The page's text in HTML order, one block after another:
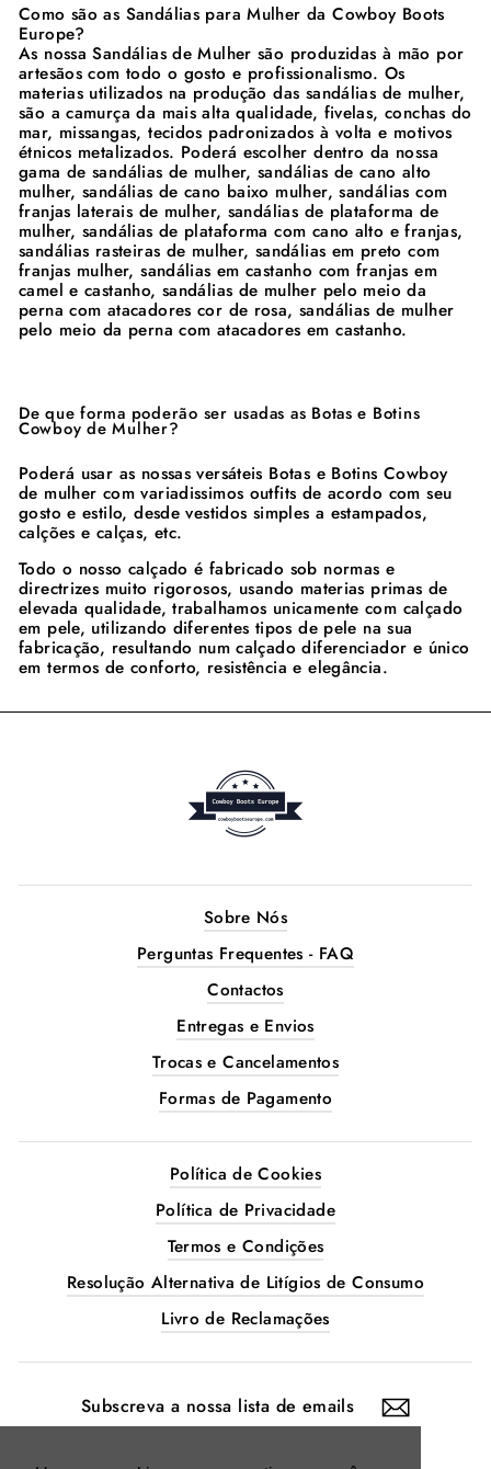
Como são as Sandálias para Mulher da Cowboy Boots
Europe?
As nossa Sandálias de Mulher são produzidas à mão por
artesãos com todo o gosto e profissionalismo. Os
materias utilizados na produção das sandálias de mulher,
são a camurça da mais alta qualidade, fivelas, conchas do
mar, missangas, tecidos padronizados à volta e motivos
étnicos metalizados. Poderá escolher dentro da nossa
gama de sandálias de mulher, sandálias de cano alto
mulher, sandálias de cano baixo mulher, sandálias com
franjas laterais de mulher, sandálias de plataforma de
mulher, sandálias de plataforma com cano alto e franjas,
sandálias rasteiras de mulher, sandálias em preto com
franjas mulher, sandálias em castanho com franjas em
camel e castanho, sandálias de mulher pelo meio da
perna com atacadores cor de rosa, sandálias de mulher
pelo meio da perna com atacadores em castanho.
De que forma poderão ser usadas as Botas e Botins
Cowboy de Mulher?
Poderá usar as nossas versáteis Botas e Botins Cowboy
de mulher com variadissimos outfits de acordo com seu
gosto e estilo, desde vestidos simples a estampados,
calções e calças, etc.
Todo o nosso calçado é fabricado sob normas e
directrizes muito rigorosos, usando materias primas de
elevada qualidade, trabalhamos unicamente com calçado
em pele, utilizando diferentes tipos de pele na sua
fabricação, resultando num calçado diferenciador e único
em termos de conforto, resistência e elegância.
Sobre Nós
Perguntas Frequentes - FAQ
Contactos
Entregas e Envios
Trocas e Cancelamentos
Formas de Pagamento
Política de Cookies
Política de Privacidade
Termos e Condições
Resolução Alternativa de Litígios de Consumo
Livro de Reclamações